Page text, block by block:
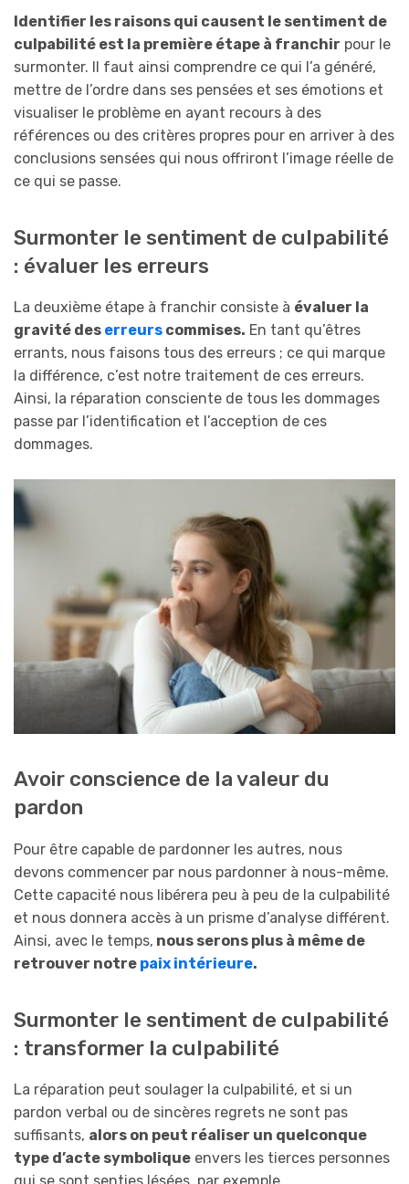
Identifier les raisons qui causent le sentiment de
culpabilité est la première étape à franchir pour le
surmonter. Il faut ainsi comprendre ce qui l’a généré,
mettre de l’ordre dans ses pensées et ses émotions et
visualiser le problème en ayant recours à des
références ou des critères propres pour en arriver à des
conclusions sensées qui nous offriront l’image réelle de
ce qui se passe.
Surmonter le sentiment de culpabilité
: évaluer les erreurs
La deuxième étape à franchir consiste à évaluer la
gravité des erreurs commises. En tant qu’êtres
errants, nous faisons tous des erreurs ; ce qui marque
la différence, c’est notre traitement de ces erreurs.
Ainsi, la réparation consciente de tous les dommages
passe par l’identification et l’acception de ces
dommages.
Avoir conscience de la valeur du
pardon
Pour être capable de pardonner les autres, nous
devons commencer par nous pardonner à nous-même.
Cette capacité nous libérera peu à peu de la culpabilité
et nous donnera accès à un prisme d’analyse différent.
Ainsi, avec le temps, nous serons plus à même de
retrouver notre paix intérieure.
Surmonter le sentiment de culpabilité
: transformer la culpabilité
La réparation peut soulager la culpabilité, et si un
pardon verbal ou de sincères regrets ne sont pas
suffisants, alors on peut réaliser un quelconque
type d’acte symbolique envers les tierces personnes